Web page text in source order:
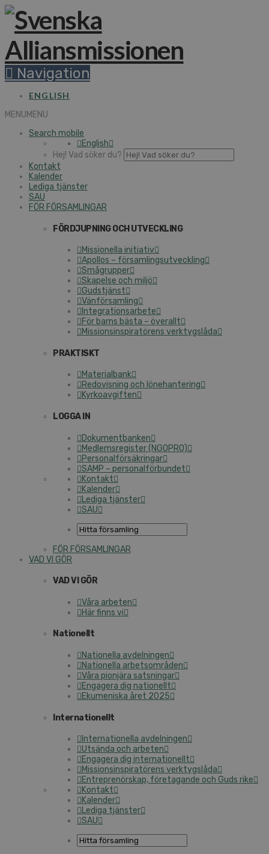
Navigation
ENGLISH
MENUMENU
Search mobile
English
Hej! Vad söker du?
Kontakt
Kalender
Lediga tjänster
SAU
FÖR FÖRSAMLINGAR
FÖRDJUPNING OCH UTVECKLING
Missionella initiativ
Apollos – församlingsutveckling
Smågrupper
Skapelse och miljö
Gudstjänst
Vänförsamling
Integrationsarbete
För barns bästa – överallt
Missionsinspiratörens verktygslåda
PRAKTISKT
Materialbank
Redovisning och lönehantering
Kyrkoavgiften
LOGGA IN
Dokumentbanken
Medlemsregister (NGOPRO)
Personalförsäkringar
SAMP – personalförbundet
Kontakt
Kalender
Lediga tjänster
SAU
FÖR FÖRSAMLINGAR
VAD VI GÖR
VAD VI GÖR
Våra arbeten
Här finns vi
Nationellt
Nationella avdelningen
Nationella arbetsområden
Våra pionjära satsningar
Engagera dig nationellt
Ekumeniska året 2025
Internationellt
Internationella avdelningen
Utsända och arbeten
Engagera dig internationellt
Missionsinspiratörens verktygslåda
Entreprenörskap, företagande och Guds rike
Kontakt
Kalender
Lediga tjänster
SAU